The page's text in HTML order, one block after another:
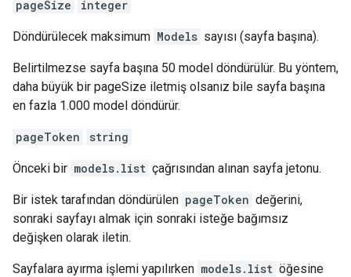
pageSize integer
Döndürülecek maksimum Models sayısı (sayfa başına).
Belirtilmezse sayfa başına 50 model döndürülür. Bu yöntem,
daha büyük bir pageSize iletmiş olsanız bile sayfa başına
en fazla 1.000 model döndürür.
pageToken string
Önceki bir models.list çağrısından alınan sayfa jetonu.
Bir istek tarafından döndürülen pageToken değerini,
sonraki sayfayı almak için sonraki isteğe bağımsız
değişken olarak iletin.
Sayfalara ayırma işlemi yapılırken models.list öğesine